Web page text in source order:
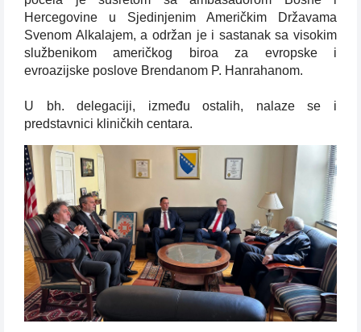
Hercegovine u Sjedinjenim Američkim Državama
Svenom Alkalajem, a održan je i sastanak sa visokim
službenikom američkog biroa za evropske i
evroazijske poslove Brendanom P. Hanrahanom.
U bh. delegaciji, između ostalih, nalaze se i
predstavnici kliničkih centara.